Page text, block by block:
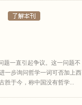
题一直引起争议。这一问题不
一步询问哲学一词可否加上西
胜于今，称中国没有哲学...